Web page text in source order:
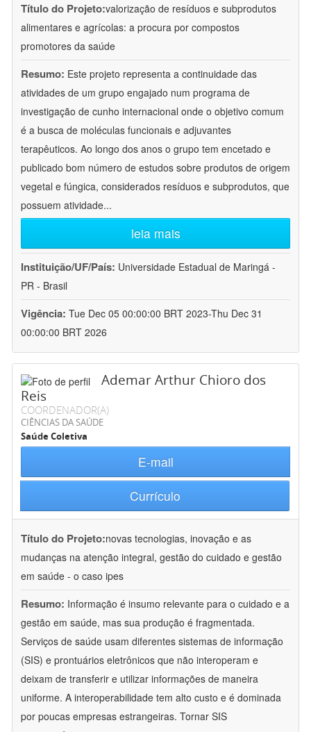
Título do Projeto:valorização de resíduos e subprodutos
alimentares e agrícolas: a procura por compostos
promotores da saúde
Resumo: Este projeto representa a continuidade das
atividades de um grupo engajado num programa de
investigação de cunho internacional onde o objetivo comum
é a busca de moléculas funcionais e adjuvantes
terapêuticos. Ao longo dos anos o grupo tem encetado e
publicado bom número de estudos sobre produtos de origem
vegetal e fúngica, considerados resíduos e subprodutos, que
possuem atividade...
leia mais
Instituição/UF/País: Universidade Estadual de Maringá -
PR - Brasil
Vigência: Tue Dec 05 00:00:00 BRT 2023-Thu Dec 31
00:00:00 BRT 2026
Ademar Arthur Chioro dos
Reis
COORDENADOR(A)
CIÊNCIAS DA SAÚDE
Saúde Coletiva
E-mail
Currículo
Título do Projeto:novas tecnologias, inovação e as
mudanças na atenção integral, gestão do cuidado e gestão
em saúde - o caso ipes
Resumo: Informação é insumo relevante para o cuidado e a
gestão em saúde, mas sua produção é fragmentada.
Serviços de saúde usam diferentes sistemas de informação
(SIS) e prontuários eletrônicos que não interoperam e
deixam de transferir e utilizar informações de maneira
uniforme. A interoperabilidade tem alto custo e é dominada
por poucas empresas estrangeiras. Tornar SIS